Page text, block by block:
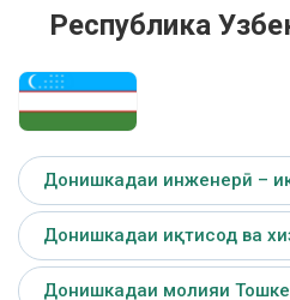
Республика
Донишкадаи инженерӣ –
Донишкадаи иқтисод ва
Донишкадаи молияи